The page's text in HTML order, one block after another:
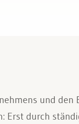
und den
Erst durch